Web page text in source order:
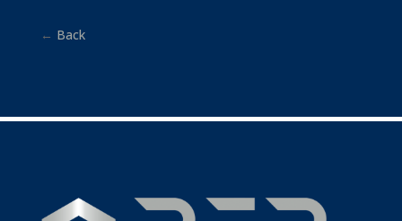
← Back